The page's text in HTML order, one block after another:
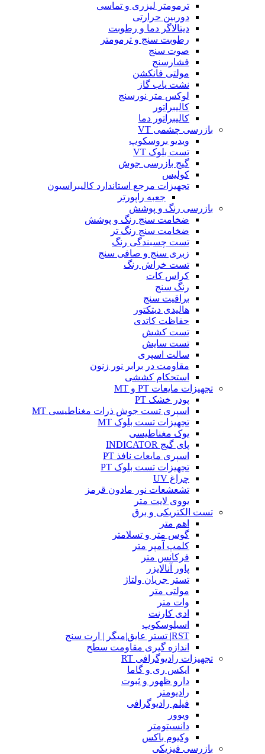
ترمومتر لیزری و تماسی
دوربین حرارتی
دیتالاگر دما و رطوبت
رطوبت سنج و ترمومتر
صوت سنج
فشارسنج
مولتی فانکشن
نشت یاب گاز
لوکس متر نورسنج
کالیبراتور
کالیبراتور دما
بازرسی چشمی VT
ویدیو بروسکوپ
تست بلوک VT
گیج بازرسی جوش
کولیس
تجهیزات مرجع استاندارد کالیبراسیون
جعبه راپورتر
بازرسی رنگ و پوشش
ضخامت سنج رنگ و پوشش
ضخامت سنج رنگ تر
تست چسبندگی رنگ
زبری سنج و صافی سنج
تست خراش رنگ
کراس کات
رنگ سنج
براقیت سنج
هالیدی دیتکتور
حفاظت کاتدی
تست کشش
تست سایش
سالت اسپری
مقاومت در برابر نور زنون
استحکام کششی
تجهیزات مایعات PT و MT
پودر خشک PT
اسپری تست جوش ذرات مغناطیسی MT
تجهیزات تست بلوک MT
یوک مغناطیسی
پای گیج INDICATOR
اسپری مایعات نافذ PT
تجهیزات تست بلوک PT
چراغ UV
تشعشعات نور مادون قرمز
یووی لایت متر
تست الکتریکی و برق
اهم متر
گوس متر و تسلامتر
کلمپ آمپر متر
فرکانس متر
پاور آنالایزر
تستر جریان ولتاژ
مولتی متر
وات متر
ادی کارنت
اسیلوسکوپ
RST| تستر عایق|میگر | ارت سنج
اندازه گیری مقاومت سطح
تجهیزات رادیوگرافی RT
ایکس ری و گاما
دارو ظهور و ثبوت
رادیومتر
فیلم رادیوگرافی
ویوور
دانسیتومتر
وکیوم باکس
بازرسی فیزیکی